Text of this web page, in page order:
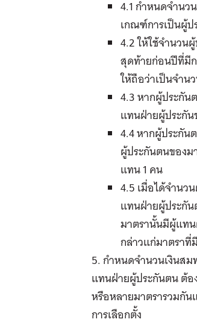
4.1 กำหนดจำน
เกณฑ์การเป็นผู้ป
4.2 ให้ใช้จำนวน
สุดท้ายก่อนปีที่มี
ให้ถือว่าเป็นจำ
4.3 หากผู้ประกั
แทนฝ่ายผู้ประกั
4.4 หากผู้ประกั
ผู้ประกันตนของ
แทน 1 คน
4.5 เมื่อได้จำนว
แทนฝ่ายผู้ประกั
มาตรานั้นมีผู้แท
กล่าวแก่มาตรา
5. กำหนดจำนวนเงินส
แทนฝ่ายผู้ประกันตน ต้อ
หรือหลายมาตรารวมกัน
การเลือกตั้ง